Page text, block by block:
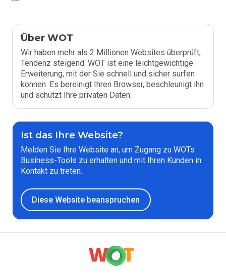
Über WOT
Wir haben mehr als 2 Millionen Websites überprüft,
Tendenz steigend. WOT ist eine leichtgewichtige
Erweiterung, mit der Sie schnell und sicher surfen
können. Es bereinigt Ihren Browser, beschleunigt ihn
und schützt Ihre privaten Daten.
Ist das Ihre Website?
Melden Sie Ihre Website an, um Zugang zu WOTs
Business-Tools zu erhalten und mit Ihren Kunden in
Kontakt zu treten.
Diese Website beanspruchen